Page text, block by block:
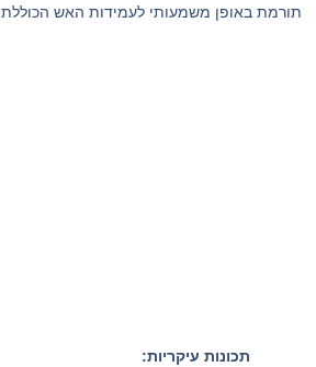
תורמת באופן משמעותי לעמידות האש הכוללת.
תכונות עיקריות: